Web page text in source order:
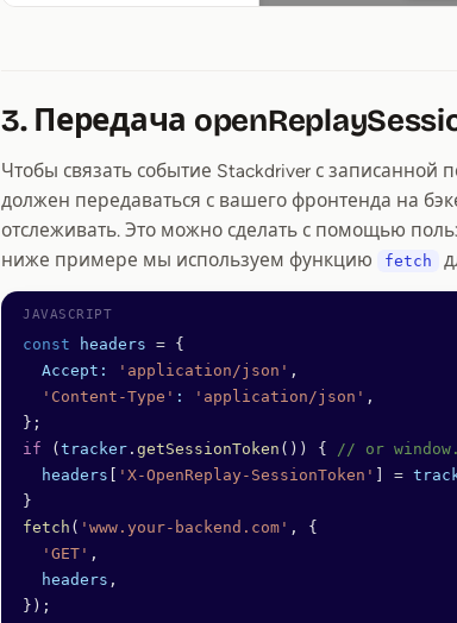
3. Передача
Чтобы связать событие Stackdriver с записанной
должен передаваться с вашего фронтенда на
отслеживать. Это можно сделать с помощью
ниже примере мы используем функцию
fetch
const headers = {
  Accept:
'application/json' ,
  'Content-Type'
: 'application/json' ,
};
if (tracker . getSessionToken ()) {
// or
  headers
[ 'X-OpenReplay-SessionToken' ] =
}
fetch ( 'www.your-backend.com' , {
  'GET'
,
  headers
,
});